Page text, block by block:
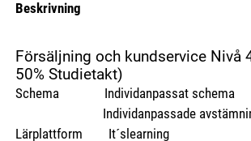
Beskrivning
Försäljning och kundservice Nivå
50% Studietakt)
Schema Individanpassat schema
Individanpassade
Lärplattform It´slearning